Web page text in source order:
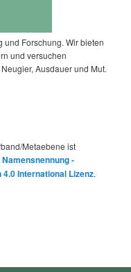
und Forschung. Wir bieten
und versuchen
Ausdauer und Mut.
Metaebene ist
-
International Lizenz.